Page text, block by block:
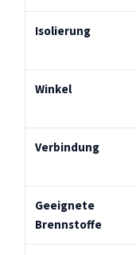
Isolierung
Winkel
Verbindung
Geeignete
Brennstoffe